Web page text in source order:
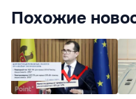
Похожие